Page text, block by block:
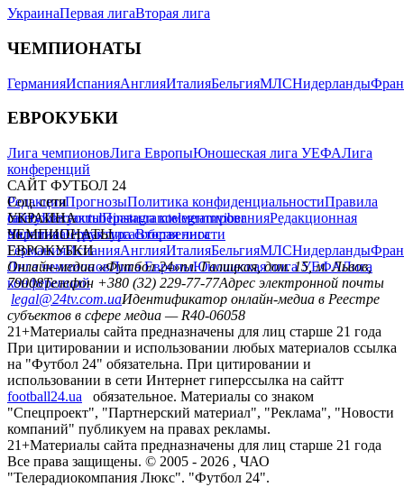
УкраинаПервая лигаВторая лига
ЧЕМПИОНАТЫ
ГерманияИспанияАнглияИталияБельгияМЛСНидерланды
ЕВРОКУБКИ
Лига чемпионовЛига ЕвропыЮношеская лига УЕФАЛига
конференций
САЙТ ФУТБОЛ 24
РедакцияПрогнозыПолитика конфиденциальностиПравила
сайтуКонтактыПравила комментированияРедакционная
политикаСтруктура собственности
Соц. сети
facebookxyoutubeinstagramtelegramviber
УКРАИНА
УкраинаПервая лигаВторая лига
ЧЕМПИОНАТЫ
ГерманияИспанияАнглияИталияБельгияМЛСНидерланды
ЕВРОКУБКИ
Лига чемпионовЛига ЕвропыЮношеская лига УЕФАЛига
конференций
Онлайн-медиа «Футбол 24»пл. Галицкая, дом. 15, м. Львов,
79008Телефон +380 (32) 229-77-77Адрес электронной почты
legal@24tv.com.uaИдентификатор онлайн-медиа в Реестре
субъектов в сфере медиа — R40-06058
21+Материалы сайта предназначены для лиц старше 21 года
При цитировании и использовании любых материалов ссылка
на "Футбол 24" обязательна. При цитировании и
использовании в сети Интернет гиперссылка на сайтт
football24.ua
обязательное. Материалы со знаком
"Спецпроект", "Партнерский материал", "Реклама", "Новости
компаний" публикуем на правах рекламы.
21+Материалы сайта предназначены для лиц старше 21 года
Все права защищены. © 2005 - 2026 , ЧАО
"Телерадиокомпания Люкс". "Футбол 24".